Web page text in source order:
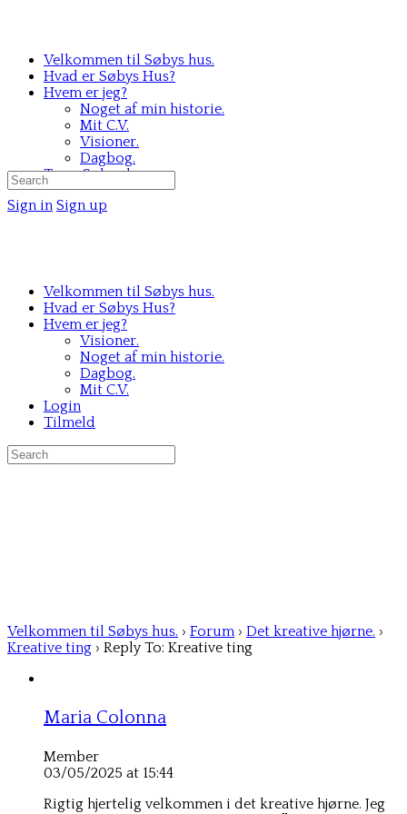
Velkommen til Søbys hus.
Hvad er Søbys Hus?
Hvem er jeg?
Noget af min historie.
Mit C.V.
Visioner.
Dagbog.
Team Søbys hus.
Sign in Sign up
Search
for:
Velkommen til Søbys hus.
Hvad er Søbys Hus?
Hvem er jeg?
Visioner.
Noget af min historie.
Dagbog.
Mit C.V.
Login
Tilmeld
Search
for:
Velkommen til Søbys hus. › Forum › Det kreative hjørne. ›
Kreative ting › Reply To: Kreative ting
Maria Colonna
Member
03/05/2025 at 15:44
Rigtig hjertelig velkommen i det kreative hjørne. Jeg